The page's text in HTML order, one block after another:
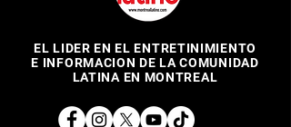
EL LIDER EN EL ENTRETINIMIENTO
E INFORMACION DE LA COMUNIDAD
LATINA EN MONTREAL